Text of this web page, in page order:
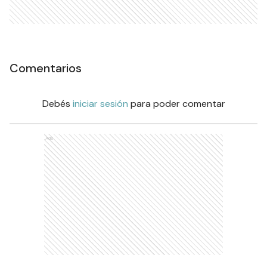
Comentarios
Debés iniciar sesión para poder comentar
Ads